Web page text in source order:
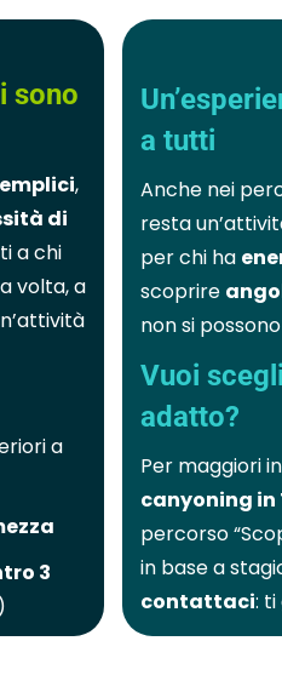
sono
,
di
a chi
volta, a
a
3
a tutti
Anche nei
resta
per chi ha
scoprire
non si
Vuoi
adatto?
Per maggiori
canyoning in
percorso
in base a
contattaci: